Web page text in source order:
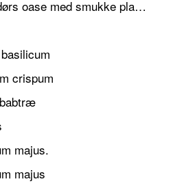
Skab en frodig udendørs oase med smukke plantekrukker og elegante espalier
crispum
majus.
majus